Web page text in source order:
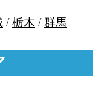
/栃木 /群馬